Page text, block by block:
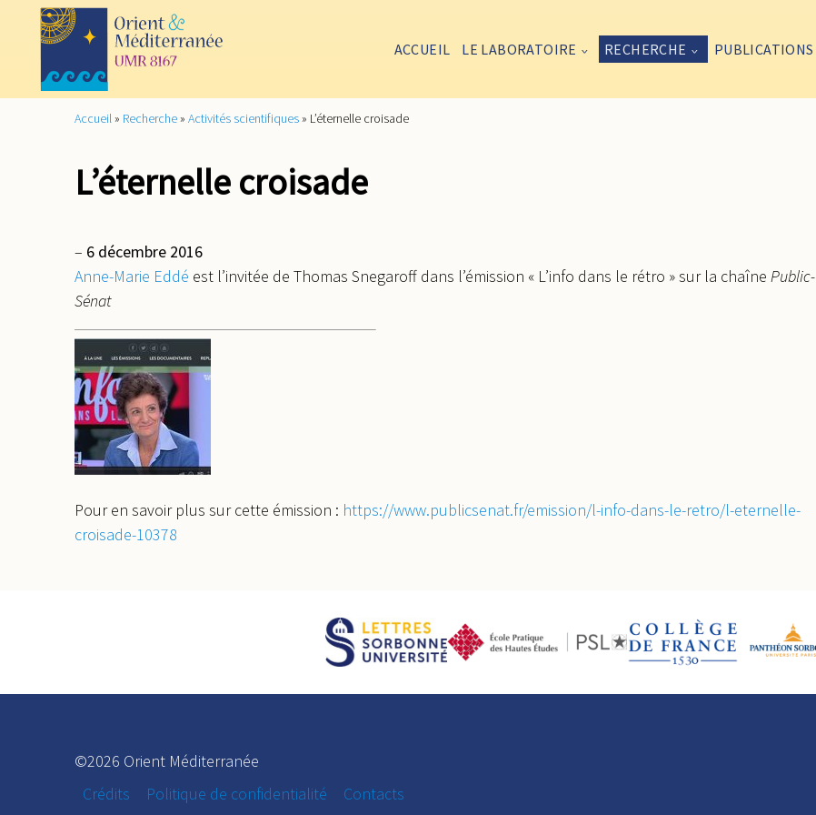
ACCUEIL LE LABORATOIRE RECHERCHE PUBLICATIONS
Accueil » Recherche » Activités scientifiques » L’éternelle croisade
L’éternelle croisade
– 6 décembre 2016
Anne-Marie Eddé est l’invitée de Thomas Snegaroff dans l’émission « L’info dans le rétro » sur la chaîne Public-
Sénat
Pour en savoir plus sur cette émission : https://www.publicsenat.fr/emission/l-info-dans-le-retro/l-eternelle-
croisade-10378
©2026 Orient Méditerranée
Crédits
Politique de confidentialité Contacts